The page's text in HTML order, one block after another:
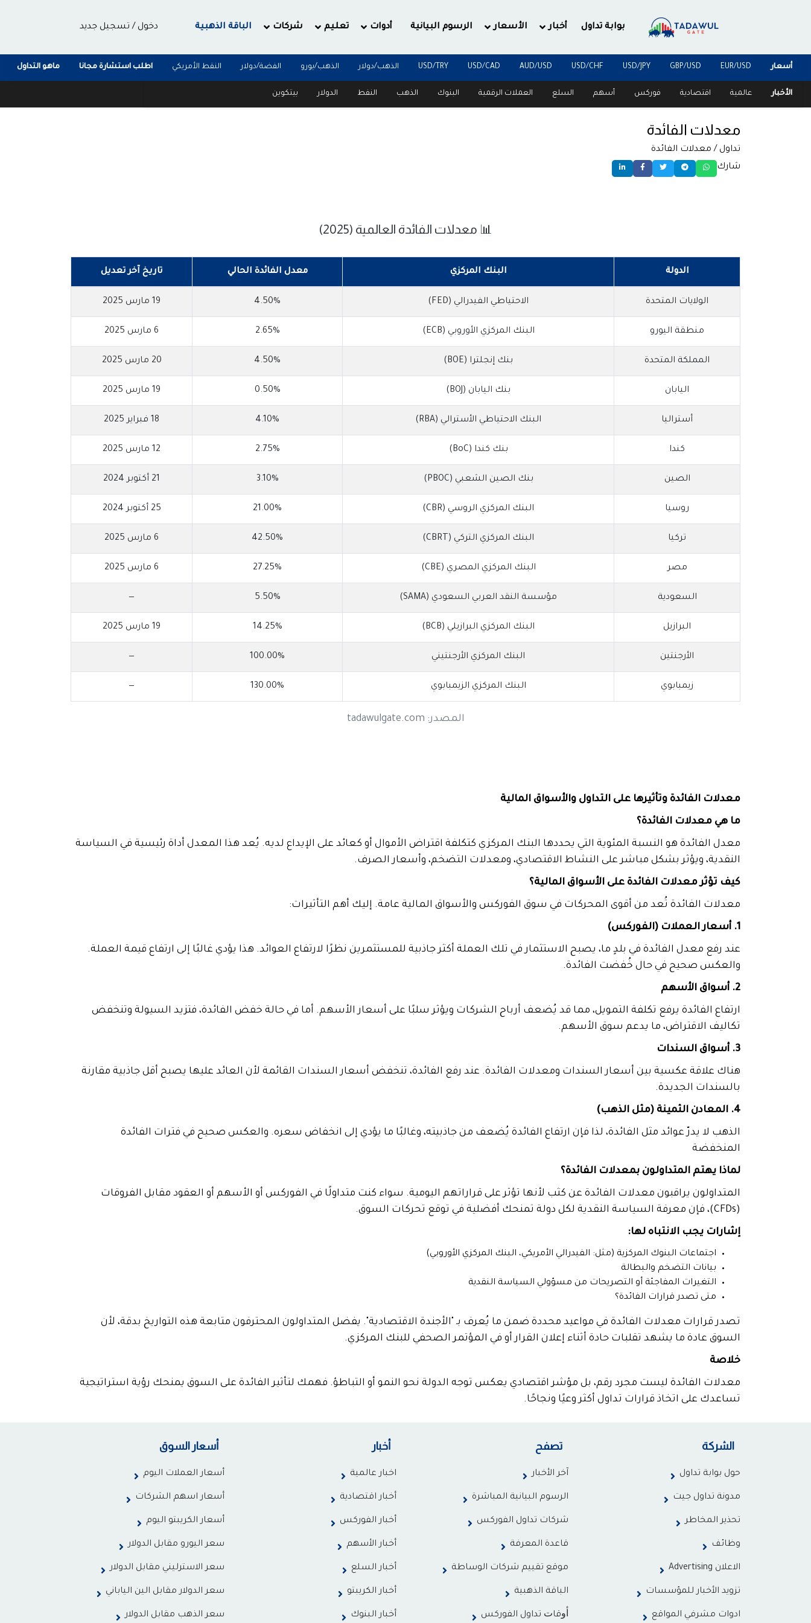
بوابة تداول أخبار الأسعار الرسوم البيانية أدوات تعليم شركات الباقة الذهبية دخول / تسجيل جديد
أسعار EUR/USD
GBP/USD
USD/JPY
USD/CHF
AUD/USD
USD/CAD
USD/TRY الذهب/دولار الذهب/يورو الفضة/دولار النقط الأمريكي اطلب استشارة مجانا ماهو التداول
الأخبار عالمية اقتصادية فوركس أسهم السلع العملات الرقمية البنوك الذهب النفط الدولار بيتكوين
معدلات الفائدة
تداول / معدلات الفائدة
شارك
📊 معدلات الفائدة العالمية (2025)
الدولة البنك المركزي معدل الفائدة الحالي تاريخ آخر تعديل
الولايات المتحدة الاحتياطي الفيدرالي (FED) 4.50% 19 مارس 2025
منطقة اليورو البنك المركزي الأوروبي (ECB) 2.65% 6 مارس 2025
المملكة المتحدة بنك إنجلترا (BOE) 4.50% 20 مارس 2025
اليابان بنك اليابان (BOJ) 0.50% 19 مارس 2025
أستراليا البنك الاحتياطي الأسترالي (RBA) 4.10% 18 فبراير 2025
كندا بنك كندا (BoC) 2.75% 12 مارس 2025
الصين بنك الصين الشعبي (PBOC) 3.10% 21 أكتوبر 2024
روسيا البنك المركزي الروسي (CBR) 21.00% 25 أكتوبر 2024
تركيا البنك المركزي التركي (CBRT) 42.50% 6 مارس 2025
مصر البنك المركزي المصري (CBE) 27.25% 6 مارس 2025
السعودية مؤسسة النقد العربي السعودي (SAMA) 5.50%
—
البرازيل البنك المركزي البرازيلي (BCB) 14.25% 19 مارس 2025
الأرجنتين البنك المركزي الأرجنتيني 100.00%
—
زيمبابوي البنك المركزي الزيمبابوي 130.00%
—
المصدر: tadawulgate.com
معدلات الفائدة وتأثيرها على التداول والأسواق المالية
ما هي معدلات الفائدة؟
معدل الفائدة هو النسبة المئوية التي يحددها البنك المركزي كتكلفة اقتراض الأموال أو كعائد على الإيداع لديه. يُعد هذا المعدل أداة رئيسية في السياسة
النقدية، ويؤثر بشكل مباشر على النشاط الاقتصادي، ومعدلات التضخم، وأسعار الصرف.
كيف تؤثر معدلات الفائدة على الأسواق المالية؟
معدلات الفائدة تُعد من أقوى المحركات في سوق الفوركس والأسواق المالية عامة. إليك أهم التأثيرات:
1. أسعار العملات (الفوركس)
عند رفع معدل الفائدة في بلدٍ ما، يصبح الاستثمار في تلك العملة أكثر جاذبية للمستثمرين نظرًا لارتفاع العوائد. هذا يؤدي غالبًا إلى ارتفاع قيمة العملة.
والعكس صحيح في حال خُفضت الفائدة.
2. أسواق الأسهم
ارتفاع الفائدة يرفع تكلفة التمويل، مما قد يُضعف أرباح الشركات ويؤثر سلبًا على أسعار الأسهم. أما في حالة خفض الفائدة، فتزيد السيولة وتنخفض
تكاليف الاقتراض، ما يدعم سوق الأسهم.
3. أسواق السندات
هناك علاقة عكسية بين أسعار السندات ومعدلات الفائدة. عند رفع الفائدة، تنخفض أسعار السندات القائمة لأن العائد عليها يصبح أقل جاذبية مقارنة
بالسندات الجديدة.
4. المعادن الثمينة (مثل الذهب)
الذهب لا يدرّ عوائد مثل الفائدة، لذا فإن ارتفاع الفائدة يُضعف من جاذبيته، وغالبًا ما يؤدي إلى انخفاض سعره. والعكس صحيح في فترات الفائدة
المنخفضة
لماذا يهتم المتداولون بمعدلات الفائدة؟
المتداولون يراقبون معدلات الفائدة عن كثب لأنها تؤثر على قراراتهم اليومية. سواء كنت متداولًا في الفوركس أو الأسهم أو العقود مقابل الفروقات
(CFDs)، فإن معرفة السياسة النقدية لكل دولة تمنحك أفضلية في توقع تحركات السوق.
إشارات يجب الانتباه لها:
اجتماعات البنوك المركزية (مثل: الفيدرالي الأمريكي، البنك المركزي الأوروبي)
بيانات التضخم والبطالة
التغيرات المفاجئة أو التصريحات من مسؤولي السياسة النقدية
متى تصدر قرارات الفائدة؟
تصدر قرارات معدلات الفائدة في مواعيد محددة ضمن ما يُعرف بـ "الأجندة الاقتصادية". يفضل المتداولون المحترفون متابعة هذه التواريخ بدقة، لأن
السوق عادة ما يشهد تقلبات حادة أثناء إعلان القرار أو في المؤتمر الصحفي للبنك المركزي.
خلاصة
معدلات الفائدة ليست مجرد رقم، بل مؤشر اقتصادي يعكس توجه الدولة نحو النمو أو التباطؤ. فهمك لتأثير الفائدة على السوق يمنحك رؤية استراتيجية
تساعدك على اتخاذ قرارات تداول أكثر وعيًا ونجاحًا.
الشركة
حول بوابة تداول
مدونة تداول جيت
تحذير المخاطر
وظائف
الاعلان Advertising
تزويد الأخبار للمؤسسات
ادوات مشرفي المواقع
تصفح
آخر الأخبار
الرسوم البيانية المباشرة
شركات تداول الفوركس
قاعدة المعرفة
موقع تقييم شركات الوساطة
الباقة الذهبية
ﺃﻭﻗﺎﺕ تداول الفوركس
أخبار
اخبار عالمية
أخبار اقتصادية
أخبار الفوركس
أخبار الأسهم
أخبار السلع
أخبار الكريبتو
أخبار البنوك
أسعار السوق
أسعار العملات اليوم
أسعار اسهم الشركات
أسعار الكريبتو اليوم
سعر اليورو مقابل الدولار
سعر الاسترليني مقابل الدولار
سعر الدولار مقابل الين الياباني
سعر الذهب مقابل الدولار